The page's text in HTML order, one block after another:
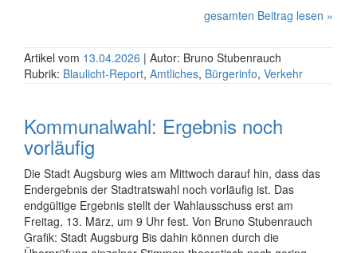
gesamten Beitrag lesen »
Artikel vom 13.04.2026 | Autor: Bruno Stubenrauch
Rubrik: Blaulicht-Report, Amtliches, Bürgerinfo, Verkehr
Kommunalwahl: Ergebnis noch
vorläufig
Die Stadt Augsburg wies am Mittwoch darauf hin, dass das
Endergebnis der Stadtrats­wahl noch vorläufig ist. Das
endgültige Ergebnis stellt der Wahl­ausschuss erst am
Freitag, 13. März, um 9 Uhr fest. Von Bruno Stubenrauch
Grafik: Stadt Augsburg Bis dahin können durch die